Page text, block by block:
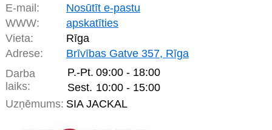
E-mail:
Nosūtīt e-pastu
WWW:
apskatīties
Vieta:
Rīga
Adrese:
Brīvības Gatve 357, Rīga
Darba
laiks:
P.-Pt. 09:00 - 18:00
Sest. 10:00 - 15:00
Uzņēmums: SIA JACKAL